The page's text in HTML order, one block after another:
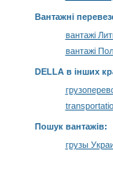
Вантажні
вантажі
вантажі
DELLA в інших
Пошук вантажів:
грузы